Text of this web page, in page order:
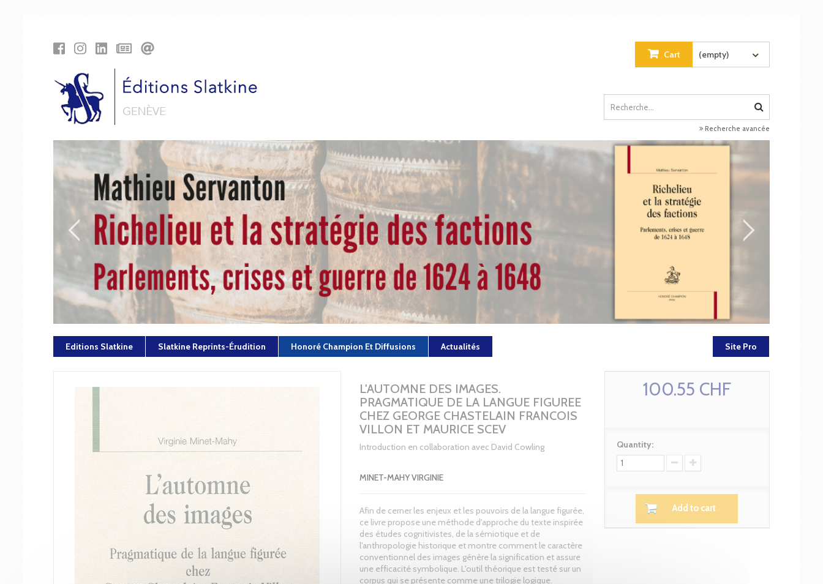
Cart (empty)
Recherche avancée
Editions Slatkine Slatkine Reprints-Érudition Honoré Champion Et Diffusions Actualités Site Pro
L'AUTOMNE DES IMAGES.
PRAGMATIQUE DE LA LANGUE FIGUREE
CHEZ GEORGE CHASTELAIN FRANCOIS
VILLON ET MAURICE SCEV
Introduction en collaboration avec David Cowling
MINET-MAHY VIRGINIE
Afin de cerner les enjeux et les pouvoirs de la langue figurée,
ce livre propose une méthode d'approche du texte inspirée
des études cognitivistes, de la sémiotique et de
l'anthropologie historique et montre comment le caractère
conventionnel des images génère la signification et assure
une efficacité symbolique. L'outil théorique est testé sur un
corpus qui se présente comme une trilogie logique.
100.55 CHF
Quantity:
Add to cart